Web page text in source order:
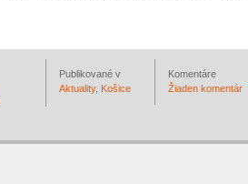
Publikované v
Aktuality, Košice
Komentáre
Žiaden komentár